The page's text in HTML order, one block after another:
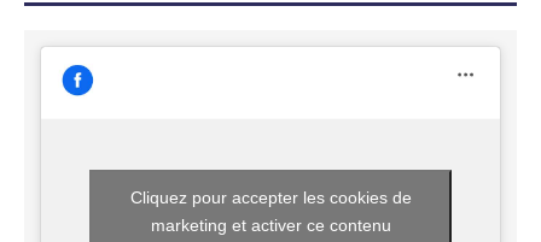
Cliquez pour accepter les cookies de
marketing et activer ce contenu